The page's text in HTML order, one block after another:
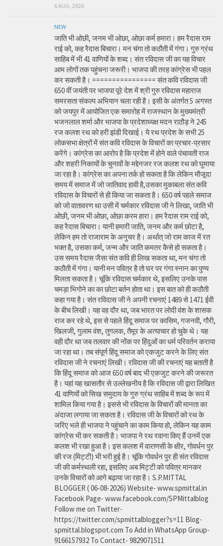
6 AUG, 2026
NEW
जाति भी ओछी, जनम भी ओछा, ओछा कर्म हमारा। हम रैदास राम
राई को, कह रैदास बिचारा। मन चंगा तो कठौती में गंगा। गुरु ग्रंथ
साहिब में भी 41 वाणियों के शब्द। संत रविदास जी का यह विचार
आम लोगों तक पहुंचना जरूरी। भाजपा की तरह कांग्रेस भी पहल
कर सकती है। ================ संत कवि रविदास जी
650 वीं जयंती पर भाजपा पूरे देश में श्री गुरु रविदास महाराज
समरसता संकल्प अभियान चला रही है। इसी के अंतर्गत 5 अगस्त
को जयपुर में आयोजित एक समारोह में राजस्थान के मुख्यमंत्री
भजनलाल शर्मा और भाजपा के प्रदेशाध्यक्ष मदन राठौड़ ने 245
रज कलश रथ को हरी झंडी दिखाई। ये रथ प्रदेश के सभी 25
लोकसभा क्षेत्रों में संत कवि रविदास के विचारों का प्रचार-प्रसार
करेंगे। कांग्रेस का आरोप है कि प्रदेश में होने वाले पंचायती राज
और शहरी निकायों के चुनावों के मद्देनजर रज कलश रथ को घुमाया
जा रहा है। कांग्रेस का अपना तर्क हो सकता है कि लेकिन मौजूदा
समय में समाज में जो जातिवाद हावी है,उसका मुकाबला संत कवि
रविदास के विचारों से ही किया जा सकता है। 650 वर्ष पहले समाज
को जो वातावरण था उसी में चर्मकार रविदास जी ने लिखा, जाति भी
ओछी, जनम भी ओछा, ओछा करम हारा। हम रैदास राम राई को,
कह रैदास बिचारा। यानी हमारी जाति, जनम और कर्म छोटा है,
लेकिन हम तो राजाराम के अनुचर है। अर्थात् जो राम काज में रत
भक्त है, उसका कर्म, जन्म और जाति कमतर कैसे हो सकता है।
उस समय रैदास जैसा संत कवि ही लिख सकता था, मन चंगा तो
कठौती में गंगा। यानी मन पवित्र है तो घर पर गंगा स्नान का पुण्य
मिलता सकता है। चूंकि रविदास चर्मकार थे, इसलिए उनके पास
चमड़ा भिगोने का का छोटा बर्तन होता था। इस बात को ही कठौती
कहा गया है। संत रविदास जी ने अपनी रचनाएं 1489 से 1471 ईवी
के बीच लिखी। यह वह दौर था, जब भारत पर लोदी वंश के शासक
राज कर रहे थे, इस से पहले हिंदू समाज पर कासिम, गजनवी, गौरी,
खिलजी, गुलाम वंश, तुगलक, तैमूर के अत्याचार हो चुके थे। यह
वही दौर था जब तलवार की नोंक पर हिंदुओं का धर्म परिवर्तन कराया
जा रहा था। तब संपूर्ण हिंदू समाज को एकजुट करने के लिए संत
रविदास जी ने रचनाएं लिखी। रविदास जी की रचनाएं यह बताती है
कि हिंदू समाज को आज 650 वर्ष बाद भी एकजुट करने की जरूरत
है। यहां यह खासतौर से उल्लेखनीय है कि रविदास जी द्वारा लिखित
41 वाणियोंं को सिख समुदाय के गुरु ग्रंथ साहिब में शब्द के रूप में
शामिल किया गया है। इससे भी रविदास के विचारों की मानता का
अंदाजा लगाया जा सकता है। रविदास जी के विचारों को रथ के
जरिए भले ही भाजपा ने पहुंचाने का काम किया हो, लेकिन यह काम
कांग्रेस भी कर सकती है। भाजपा ने रथ रवाना किए हैं उनमें एक
कलश भी रखा हुआ है। इस कलश में वाराणसी के क्षीर, गोवर्धन पुर
की रज (मिट्टी) भी भरी हुई है। चूंकि गोवर्धन पुर ही संत रविदास
जी की कर्मस्थली रहा, इसलिए अब मिट्टी को पवित्र मानकर
उनके विचारों को आगे बढ़ाया जा रहा है। S.P.MITTAL
BLOGGER ( 06-08-2026) Website- www.spmittal.in
Facebook Page- www.facebook.com/SPMittalblog
Follow me on Twitter-
https://twitter.com/spmittalblogger?s=11 Blog-
spmittal.blogspot.com To Add in WhatsApp Group-
9166157932 To Contact- 9829071511